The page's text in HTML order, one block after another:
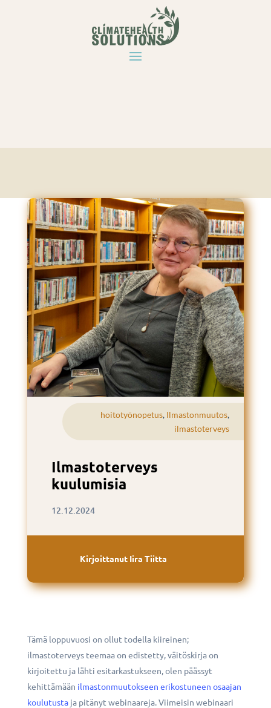
hoitotyönopetus, Ilmastonmuutos,
ilmastoterveys
Ilmastoterveys
kuulumisia
12.12.2024
Kirjoittanut Iira Tiitta
Tämä loppuvuosi on ollut todella kiireinen;
ilmastoterveys teemaa on edistetty, väitöskirja on
kirjoitettu ja lähti esitarkastukseen, olen päässyt
kehittämään ilmastonmuutokseen erikostuneen osaajan
koulutustaja pitänyt webinaareja. Viimeisin webinaari